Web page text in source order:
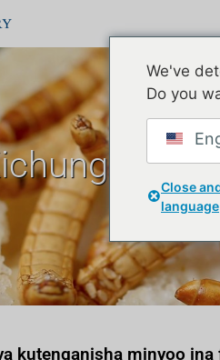
cha
kutenganisha minyoo
We've
Do you
Close
language